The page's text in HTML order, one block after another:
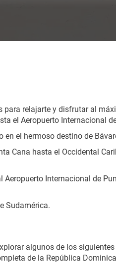
relajarte y disfrutar al
el Aeropuerto Internacional
el hermoso destino de
Cana hasta el Occidental
Internacional de
Sudamérica.
algunos de los
de la República